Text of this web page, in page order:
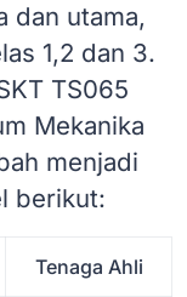
dan utama,
1,2 dan 3.
TS065
Mekanika
menjadi
berikut:
Tenaga Ahli